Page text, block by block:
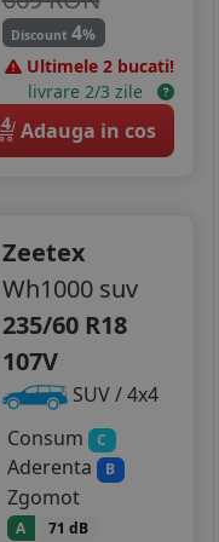
Discount4%
Ultimele 2 bucati!
livrare 2/3 zile
4 Adauga in cos
Zeetex
Wh1000 suv
235/60 R18
107V
SUV / 4x4
Consum
C
Aderenta B
Zgomot
A 71 dB